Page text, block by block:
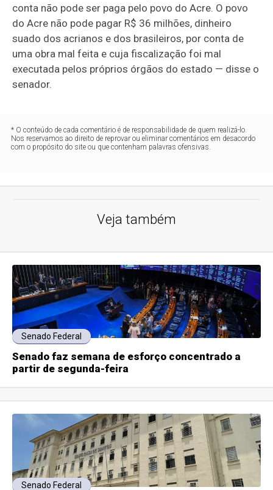
conta não pode ser paga pelo povo do Acre. O povo
do Acre não pode pagar R$ 36 milhões, dinheiro
suado dos acrianos e dos brasileiros, por conta de
uma obra mal feita e cuja fiscalização foi mal
executada pelos próprios órgãos do estado — disse o
senador.
* O conteúdo de cada comentário é de responsabilidade de quem realizá-lo.
Nos reservamos ao direito de reprovar ou eliminar comentários em desacordo
com o propósito do site ou que contenham palavras ofensivas.
Veja também
Senado Federal
Senado faz semana de esforço concentrado a
partir de segunda-feira
Senado Federal